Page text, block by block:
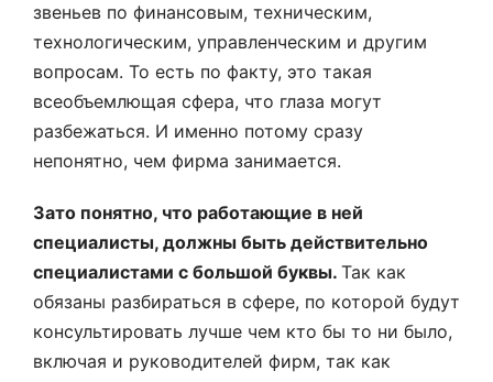
звеньев по финансовым, техническим,
технологическим, управленческим и другим
вопросам. То есть по факту, это такая
всеобъемлющая сфера, что глаза могут
разбежаться. И именно потому сразу
непонятно, чем фирма занимается.
Зато понятно, что работающие в ней
специалисты, должны быть действительно
специалистами с большой буквы. Так как
обязаны разбираться в сфере, по которой будут
консультировать лучше чем кто бы то ни было,
включая и руководителей фирм, так как